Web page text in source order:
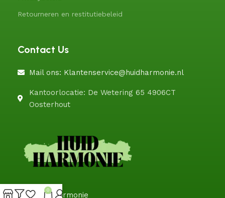
Retourneren en restitutiebeleid
Contact Us
Mail ons: Klantenservice@huidharmonie.nl
Kantoorlocatie: De Wetering 65 4906CT
Oosterhout
@HuidHarmonie
0